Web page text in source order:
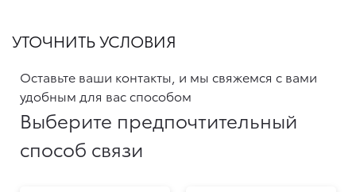
УТОЧНИТЬ УСЛОВИЯ
Оставьте ваши контакты, и мы свяжемся с вами
удобным для вас способом
Выберите предпочтительный
способ связи